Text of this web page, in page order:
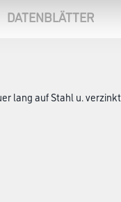
DATENBLÄTTER
lang auf Stahl u.